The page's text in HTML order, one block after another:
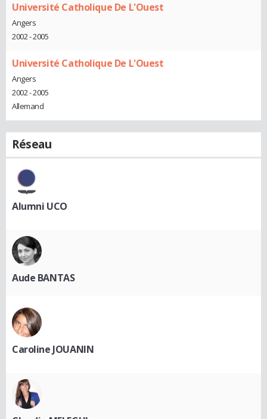
Université Catholique De L'Ouest
Angers
2002 - 2005
Université Catholique De L'Ouest
Angers
2002 - 2005
Allemand
Réseau
Alumni UCO
Aude BANTAS
Caroline JOUANIN